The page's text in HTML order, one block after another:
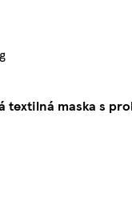
textilná maska s